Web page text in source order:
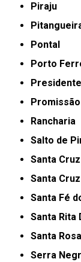
Piraju
Pontal
Porto
Promissão
Rancharia
Salto de
Santa
Santa
Santa Fé
Santa
Santa
Serra